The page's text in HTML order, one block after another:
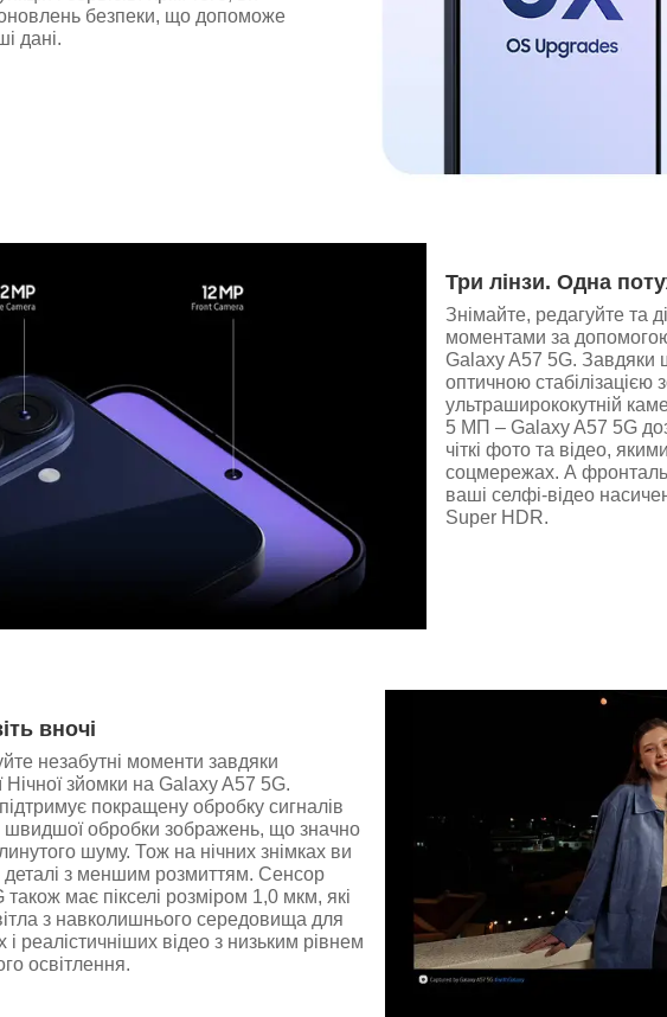
безпеки, що допоможе
дані.
Три лінзи. Одна
Знімайте, редагуйте та
моментами за
Galaxy A57 5G. Завдяки
оптичною стабілізацією
ультраширококутній
5 МП – Galaxy A57 5G
чіткі фото та відео,
соцмережах. А
ваші селфі-відео
Super HDR.
вночі
незабутні моменти завдяки
Нічної зйомки на Galaxy A57 5G.
покращену обробку сигналів
обробки зображень, що значно
шуму. Тож на нічних знімках ви
деталі з меншим розмиттям. Сенсор
має пікселі розміром 1,0 мкм, які
з навколишнього середовища для
реалістичніших відео з низьким рівнем
освітлення.